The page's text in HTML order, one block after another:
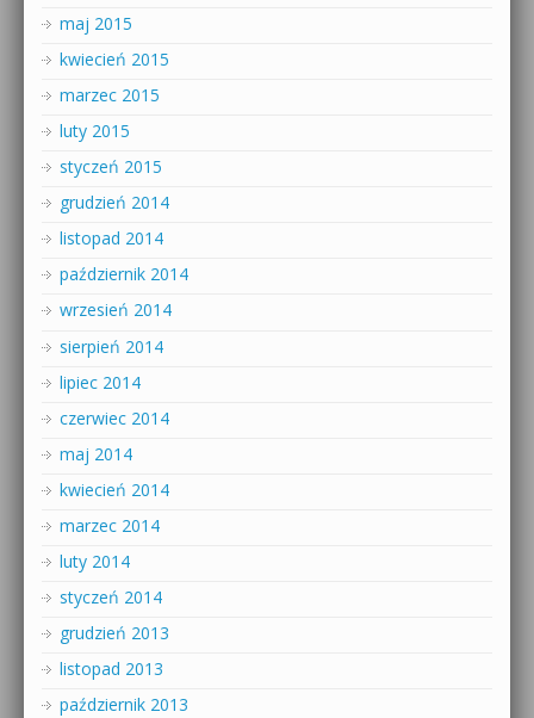
maj 2015
kwiecień 2015
marzec 2015
luty 2015
styczeń 2015
grudzień 2014
listopad 2014
październik 2014
wrzesień 2014
sierpień 2014
lipiec 2014
czerwiec 2014
maj 2014
kwiecień 2014
marzec 2014
luty 2014
styczeń 2014
grudzień 2013
listopad 2013
październik 2013